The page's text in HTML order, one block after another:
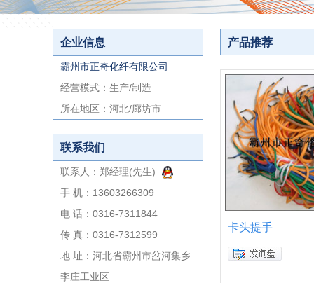
企业信息
霸州市正奇化纤有限公司
经营模式：生产/制造
所在地区：河北/廊坊市
联系我们
联系人：郑经理(先生)
手 机：13603266309
电 话：0316-7311844
传 真：0316-7312599
地 址：河北省霸州市岔河集乡
李庄工业区
产品推荐
卡头提手